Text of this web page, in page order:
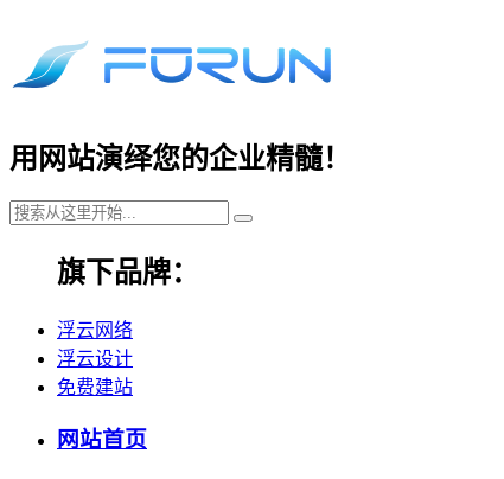
用网站演绎您的企业精髓！
旗下品牌：
浮云网络
浮云设计
免费建站
网站首页